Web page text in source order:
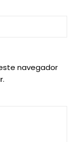
navegador